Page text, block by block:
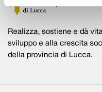
Realizza, sostiene e dà
sviluppo e alla crescita
della provincia di Lucca.